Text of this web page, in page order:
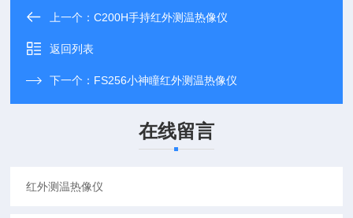
上一个：C200H手持红外测温热像仪
返回列表
下一个： FS256小神瞳红外测温热像仪
在线留言